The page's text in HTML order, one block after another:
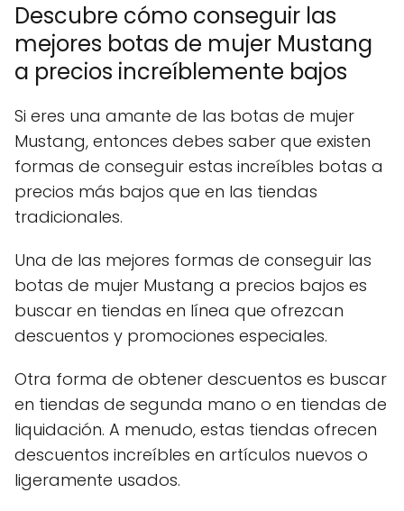
Descubre cómo conseguir las
mejores botas de mujer Mustang
a precios increíblemente bajos
Si eres una amante de las botas de mujer
Mustang, entonces debes saber que existen
formas de conseguir estas increíbles botas a
precios más bajos que en las tiendas
tradicionales.
Una de las mejores formas de conseguir las
botas de mujer Mustang a precios bajos es
buscar en tiendas en línea que ofrezcan
descuentos y promociones especiales.
Otra forma de obtener descuentos es buscar
en tiendas de segunda mano o en tiendas de
liquidación. A menudo, estas tiendas ofrecen
descuentos increíbles en artículos nuevos o
ligeramente usados.